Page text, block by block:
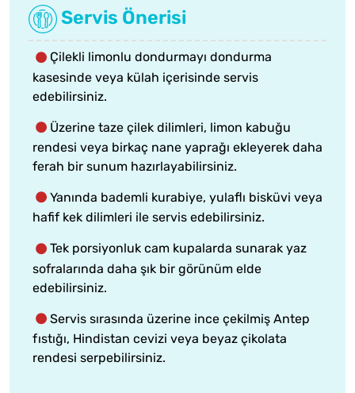
Servis Önerisi
Çilekli limonlu dondurmayı dondurma
kasesinde veya külah içerisinde servis
edebilirsiniz.
Üzerine taze çilek dilimleri, limon kabuğu
rendesi veya birkaç nane yaprağı ekleyerek daha
ferah bir sunum hazırlayabilirsiniz.
Yanında bademli kurabiye, yulaflı bisküvi veya
hafif kek dilimleri ile servis edebilirsiniz.
Tek porsiyonluk cam kupalarda sunarak yaz
sofralarında daha şık bir görünüm elde
edebilirsiniz.
Servis sırasında üzerine ince çekilmiş Antep
fıstığı, Hindistan cevizi veya beyaz çikolata
rendesi serpebilirsiniz.